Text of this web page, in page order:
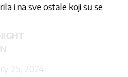
i na sve ostale koji su se
25, 2024